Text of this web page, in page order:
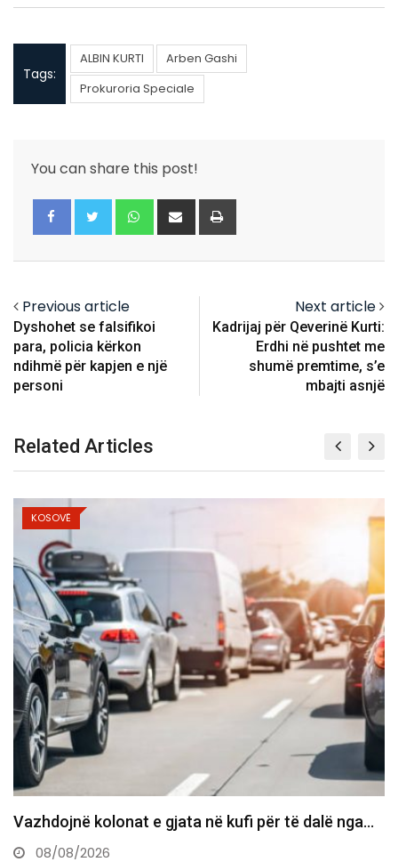
Tags:
ALBIN KURTI
Arben Gashi
Prokuroria Speciale
You can share this post!
Whatsapp
Share
via
Previous article
Dyshohet se falsifikoi
para, policia kërkon
ndihmë për kapjen e një
personi
Next article
Kadrijaj për Qeverinë Kurti:
Erdhi në pushtet me
shumë premtime, s’e
mbajti asnjë
Related Articles
KOSOVË
Bie sërish çmimi i naftës, 1.63 euro për litër
08/08/2026